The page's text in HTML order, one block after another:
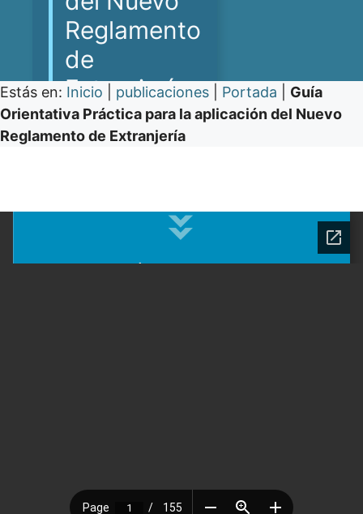
Reglamento
de
Extranjería
Estás en: Inicio publicaciones Portada
Guía
Orientativa Práctica para la aplicación del Nuevo
Reglamento de Extranjería